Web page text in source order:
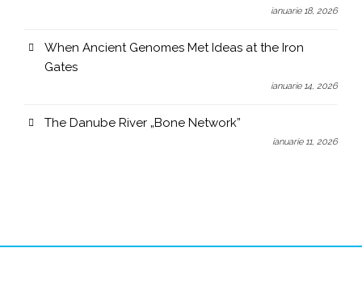
ianuarie 18, 2026
When Ancient Genomes Met Ideas at the Iron
Gates
ianuarie 14, 2026
The Danube River „Bone Network”
ianuarie 11, 2026